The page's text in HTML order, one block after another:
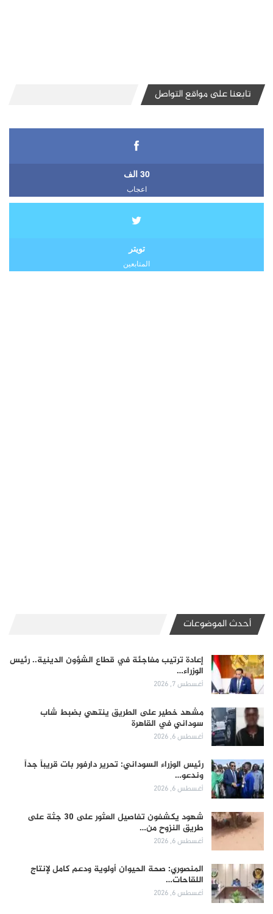
تابعنا على مواقع التواصل
30 الف
اعجاب
تويتر
المتابعين
أحدث الموضوعات
إعادة ترتيب مفاجئة في قطاع الشؤون الدينية.. رئيس
الوزراء…
أغسطس 7, 2026
مشهد خطير على الطريق ينتهي بضبط شاب
سوداني في القاهرة
أغسطس 6, 2026
رئيس الوزراء السوداني: تحرير دارفور بات قريباً جداً
وندعو…
أغسطس 6, 2026
شهود يكشفون تفاصيل العثور على 30 جثة على
طريق النزوح من…
أغسطس 6, 2026
المنصوري: صحة الحيوان أولوية ودعم كامل لإنتاج
اللقاحات…
أغسطس 6, 2026